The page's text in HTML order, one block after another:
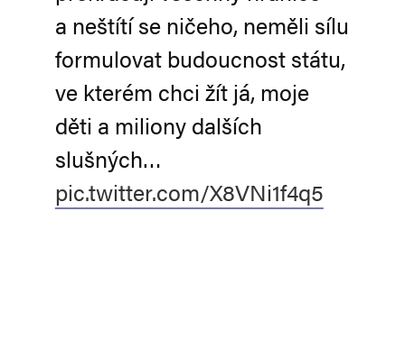
a neštítí se ničeho, neměli sílu
formulovat budoucnost státu,
ve kterém chci žít já, moje
děti a miliony dalších
slušných…
pic.twitter.com/X8VNi1f4q5